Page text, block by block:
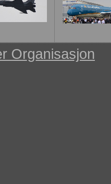
Organisasjon